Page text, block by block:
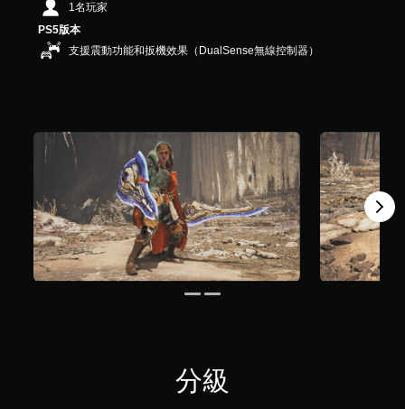
則
評
分
1名玩家
PS5版本
支援震動功能和扳機效果（DualSense無線控制器）
分級